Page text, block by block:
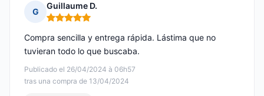
G
Guillaume D.
Nota: 5 de 5
Publicado el 26/04/2024 à 06h57
tras una compra de 13/04/2024
Compra sencilla y entrega rápida. Lástima que no
tuvieran todo lo que buscaba.